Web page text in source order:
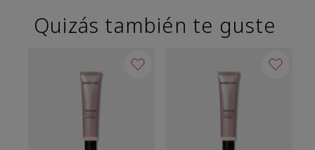
Quizás también te guste